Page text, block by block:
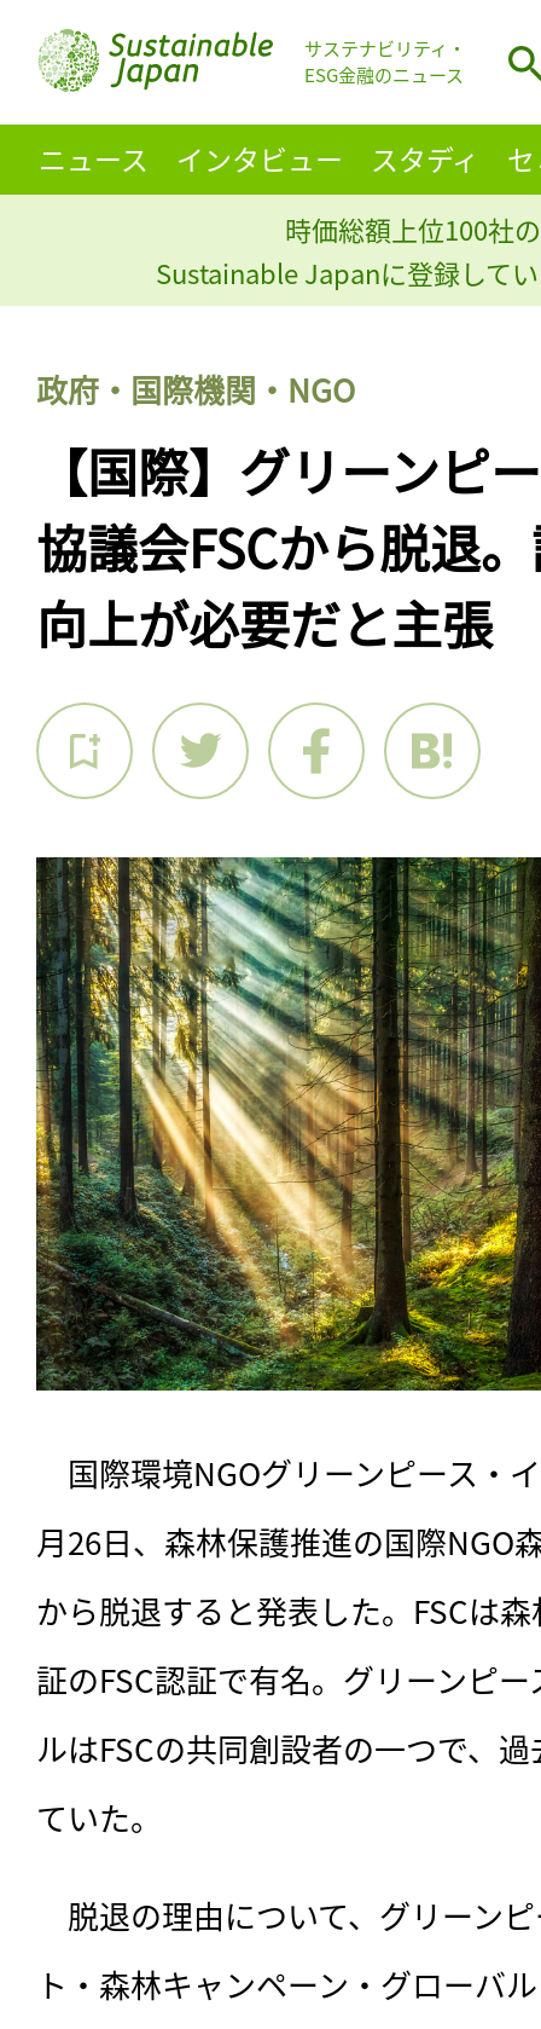
サステナビリティ・
ESG金融のニュース
ニュース インタビュー スタディ
時価総額上位100社
Sustainable Japanに登録して
政府・国際機関・NGO
【国際】グリーンピ
協議会FSCから脱退
向上が必要だと主張
国際環境NGOグリーンピース・
月26日、森林保護推進の国際NGO
から脱退すると発表した。FSCは
証のFSC認証で有名。グリーンピ
ルはFSCの共同創設者の一つで、
ていた。
脱退の理由について、グリーン
ト・森林キャンペーン・グローバ